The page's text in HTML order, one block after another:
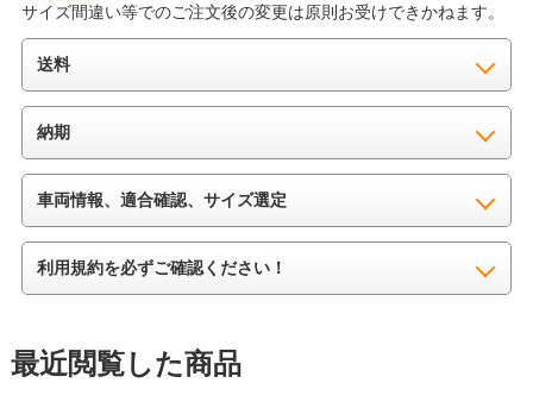
サイズ間違い等でのご注文後の変更は原則お受けできかねます。
送料
納期
車両情報、適合確認、サイズ選定
利用規約を必ずご確認ください！
最近閲覧した商品